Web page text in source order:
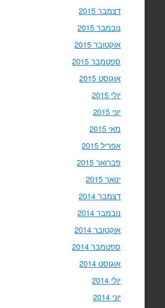
דצמבר 2015
נובמבר 2015
אוקטובר 2015
ספטמבר 2015
אוגוסט 2015
יולי 2015
יוני 2015
מאי 2015
אפריל 2015
פברואר 2015
ינואר 2015
דצמבר 2014
נובמבר 2014
אוקטובר 2014
ספטמבר 2014
אוגוסט 2014
יולי 2014
יוני 2014